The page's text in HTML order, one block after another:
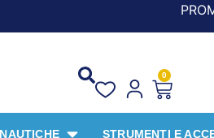
PROMO SPECIALE
0
STRUMENTI E